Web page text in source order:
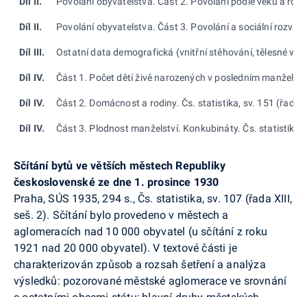
Díl II. Povolání obyvatelstva. Část 3. Povolání a sociální
Díl III. Ostatní data demografická (vnitřní stěhování, tělesné
Díl IV. Část 1. Počet dětí živě narozených v posledním
Díl IV. Část 2. Domácnost a rodiny. Čs. statistika, sv. 151 (řada
Díl IV. Část 3. Plodnost manželství. Konkubináty. Čs. statistika,
Sčítání bytů ve větších městech Republiky
československé ze dne 1. prosince 1930
Praha, SÚS 1935, 294 s., Čs. statistika, sv. 107 (řada XIII,
seš. 2). Sčítání bylo provedeno v městech a
aglomeracích nad 10 000 obyvatel (u sčítání z roku
1921 nad 20 000 obyvatel). V textové části je
charakterizován způsob a rozsah šetření a analýza
výsledků: pozorované městské aglomerace ve srovnání